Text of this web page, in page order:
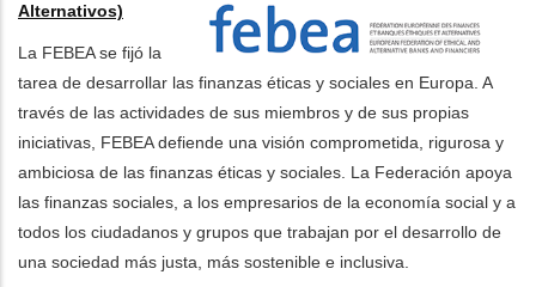
Alternativos)
La FEBEA se fijó la
tarea de desarrollar las finanzas éticas y sociales en Europa. A
través de las actividades de sus miembros y de sus propias
iniciativas, FEBEA defiende una visión comprometida, rigurosa y
ambiciosa de las finanzas éticas y sociales. La Federación apoya
las finanzas sociales, a los empresarios de la economía social y a
todos los ciudadanos y grupos que trabajan por el desarrollo de
una sociedad más justa, más sostenible e inclusiva.